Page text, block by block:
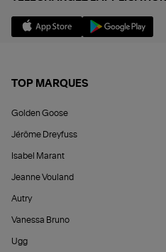
TOP MARQUES
Golden Goose
Jérôme Dreyfuss
Isabel Marant
Jeanne Vouland
Autry
Vanessa Bruno
Ugg